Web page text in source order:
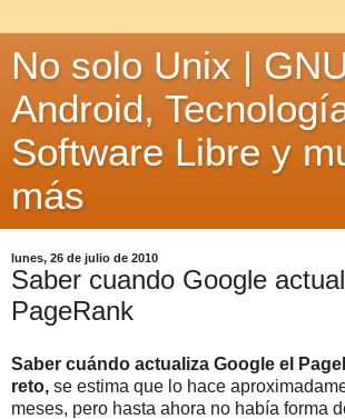
No solo Unix |
Android,
Software Libre y
más
lunes, 26 de julio de 2010
Saber cuando Google
PageRank
Saber cuándo actualiza Google el
reto, se estima que lo hace
meses, pero hasta ahora no había forma